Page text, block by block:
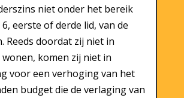
niet onder het bereik
eerste of derde lid, van de
Reeds doordat zij niet in
komen zij niet in
voor een verhoging van het
budget die de verlaging van